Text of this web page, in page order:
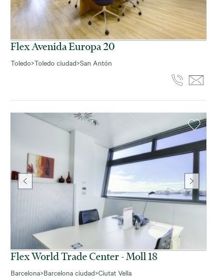
Flex Avenida Europa 20
Toledo>Toledo ciudad>San Antón
Flex World Trade Center - Moll 18
Barcelona>Barcelona ciudad>Ciutat Vella